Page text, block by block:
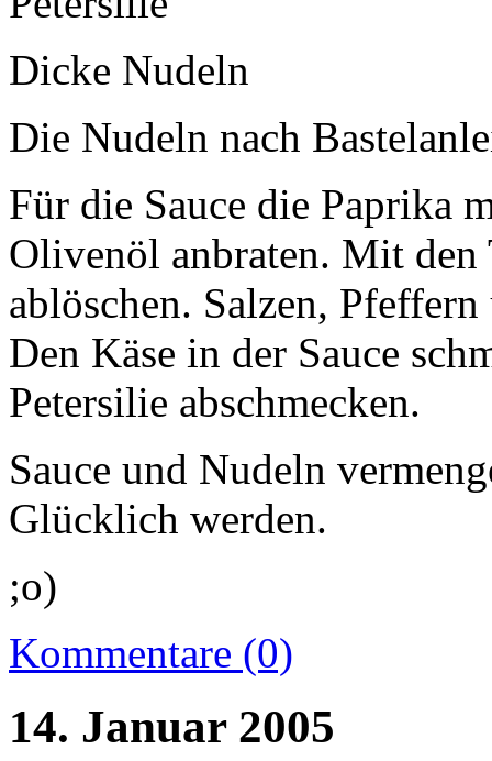
Dicke Nudeln
Die Nudeln nach
Für die Sauce die Paprika
Olivenöl anbraten. Mit den
ablöschen. Salzen,
Den Käse in der Sauce
Petersilie abschmecken.
Sauce und Nudeln
Glücklich werden.
;o)
Kommentare (0)
14. Januar 2005